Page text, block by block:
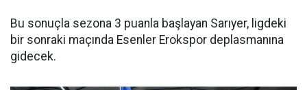
Bu sonuçla sezona 3 puanla başlayan Sarıyer, ligdeki
bir sonraki maçında Esenler Erokspor deplasmanına
gidecek.